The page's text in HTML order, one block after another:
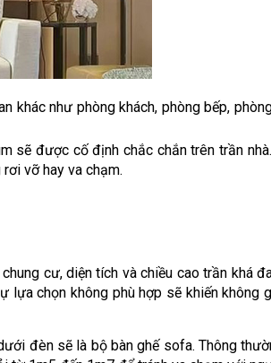
như phòng khách, phòng bếp,
sẽ được cố định chắc chắn trên trần
vỡ hay va chạm.
cư, diện tích và chiều cao trần khá
chọn không phù hợp sẽ khiến không
đèn sẽ là bộ bàn ghế sofa. Thông